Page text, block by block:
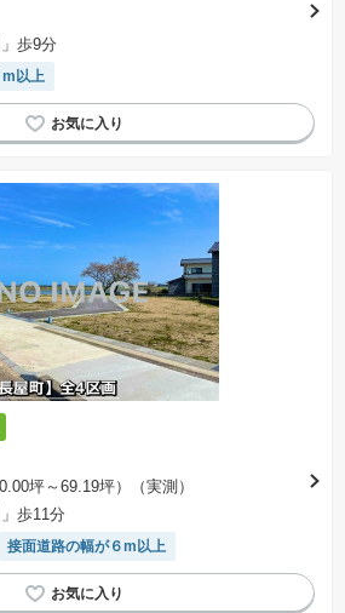
歩9分
m以上
坪～69.19坪）（実測）
歩11分
接面道路の幅が６m以上